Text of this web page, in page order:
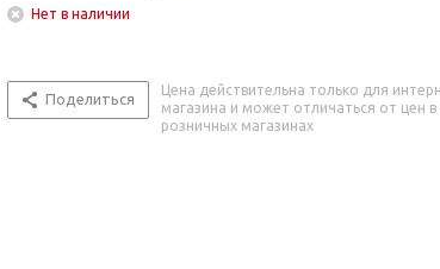
Нет в наличии
Поделиться
Цена действительна только для
магазина и может отличаться от цен в
розничных магазинах